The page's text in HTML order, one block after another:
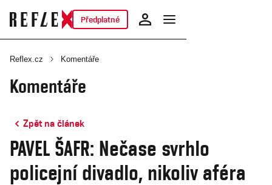
Předplatné
Reflex.cz Komentáře
Komentáře
Zpět na článek
PAVEL ŠAFR: Nečase svrhlo
policejní divadlo, nikoliv aféra